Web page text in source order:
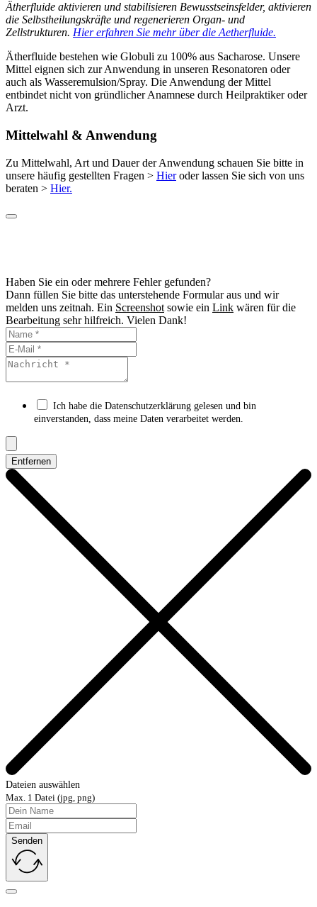
Ätherfluide aktivieren und stabilisieren Bewusstseinsfelder, aktivieren
die Selbstheilungskräfte und regenerieren Organ- und
Zellstrukturen. Hier erfahren Sie mehr über die Aetherfluide.
Ätherfluide bestehen wie Globuli zu 100% aus Sacharose. Unsere
Mittel eignen sich zur Anwendung in unseren Resonatoren oder
auch als Wasseremulsion/Spray. Die Anwendung der Mittel
entbindet nicht von gründlicher Anamnese durch Heilpraktiker oder
Arzt.
Mittelwahl & Anwendung
Zu Mittelwahl, Art und Dauer der Anwendung schauen Sie bitte in
unsere häufig gestellten Fragen > Hieroder lassen Sie sich von uns
beraten > Hier.
Haben Sie ein oder mehrere Fehler gefunden?
Dann füllen Sie bitte das unterstehende Formular aus und wir
melden uns zeitnah. Ein Screenshot sowie ein Link wären für die
Bearbeitung sehr hilfreich. Vielen Dank!
Ich habe die Datenschutzerklärung gelesen und bin
einverstanden, dass meine Daten verarbeitet werden.
Entfernen
Dateien auswählen
Max. 1 Datei (jpg, png)
Senden